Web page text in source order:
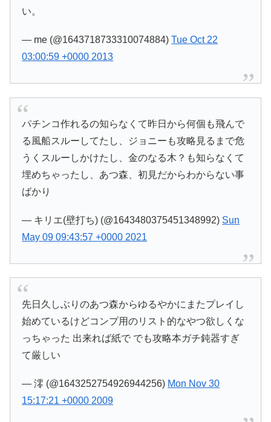
い。
— me (@1643718733310074884)Tue Oct 22
03:00:59 +0000 2013
パチンコ作れるの知らなくて昨日から何個も飛んで
る風船スルーしてたし、ジョニーも攻略見るまで危
うくスルーしかけたし、金のなる木？も知らなくて
埋めちゃったし、あつ森、初見だからわからない事
ばかり
— キリエ(壁打ち) (@1643480375451348992) Sun
May 09 09:43:57 +0000 2021
先日久しぶりのあつ森からゆるやかにまたプレイし
始めているけどコンプ用のリスト的なやつ欲しくな
っちゃった 出来れば紙で でも攻略本ガチ鈍器すぎ
て厳しい
— 澪 (@1643252754926944256) Mon Nov 30
15:17:21 +0000 2009